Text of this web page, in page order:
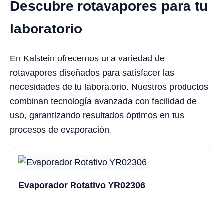
Descubre rotavapores para tu
laboratorio
En Kalstein ofrecemos una variedad de
rotavapores diseñados para satisfacer las
necesidades de tu laboratorio. Nuestros productos
combinan tecnología avanzada con facilidad de
uso, garantizando resultados óptimos en tus
procesos de evaporación.
Evaporador Rotativo YR02306